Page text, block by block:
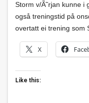
Storm v/Ã˜rjan kunne i
også treningstid på
overtatt ei trening som
X
Like this: